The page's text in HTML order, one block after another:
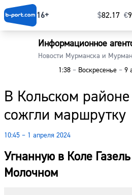
16+ $⁠82.17 €
Информационное
Новости Мурманска и
1:38 – Воскресенье – 9
В Кольском
сожгли маршрутку
10:45 – 1 апреля 2024
Угнанную в Коле
Молочном
Главная
Наши гости
Фоторепортажи
Погода
Курсы валют